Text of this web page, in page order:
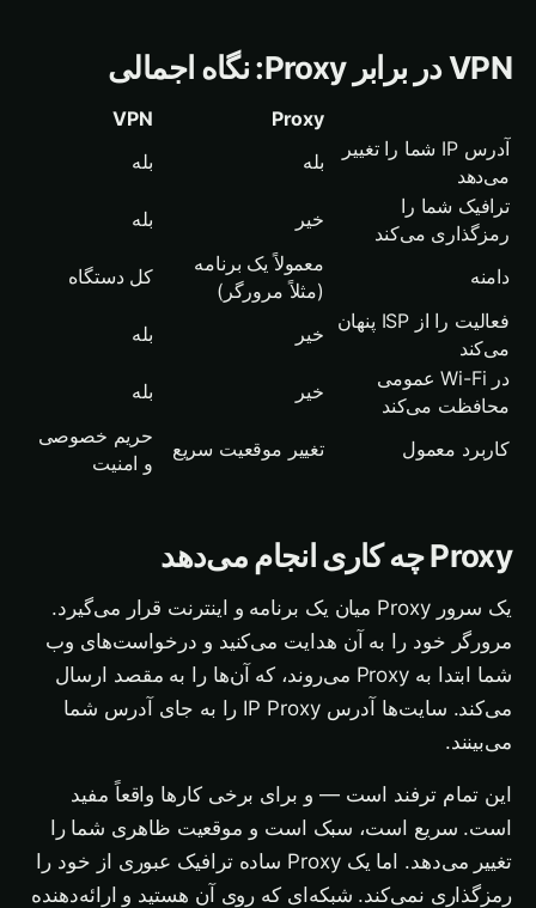
VPN در برابر Proxy: نگاه اجمالی
Proxy
VPN
آدرس IP شما را تغییر
می‌دهد
بله
بله
ترافیک شما را
رمزگذاری می‌کند
خیر بله
دامنه
معمولاً یک برنامه
(مثلاً مرورگر)
کل دستگاه
فعالیت را از ISP پنهان
می‌کند
خیر
بله
در Wi-Fi عمومی
محافظت می‌کند
خیر بله
کاربرد معمول تغییر موقعیت سریع
حریم خصوصی
و امنیت
Proxy چه کاری انجام می‌دهد
یک سرور Proxy میان یک برنامه و اینترنت قرار می‌گیرد.
مرورگر خود را به آن هدایت می‌کنید و درخواست‌های وب
شما ابتدا به Proxy می‌روند، که آن‌ها را به مقصد ارسال
می‌کند. سایت‌ها آدرس IP Proxy را به جای آدرس شما
می‌بینند.
این تمام ترفند است — و برای برخی کارها واقعاً مفید
است. سریع است، سبک است و موقعیت ظاهری شما را
تغییر می‌دهد. اما یک Proxy ساده ترافیک عبوری از خود را
رمزگذاری نمی‌کند. شبکه‌ای که روی آن هستید و ارائه‌دهنده